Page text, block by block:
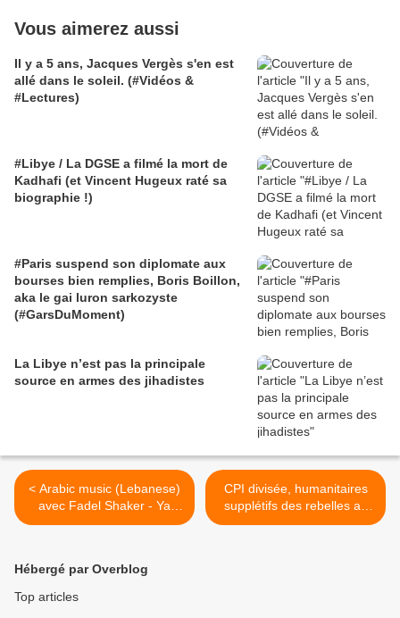
Vous aimerez aussi
Il y a 5 ans, Jacques Vergès s'en est
allé dans le soleil. (#Vidéos &
#Lectures)
#Libye / La DGSE a filmé la mort de
Kadhafi (et Vincent Hugeux raté sa
biographie !)
#Paris suspend son diplomate aux
bourses bien remplies, Boris Boillon,
aka le gai luron sarkozyste
(#GarsDuMoment)
La Libye n’est pas la principale
source en armes des jihadistes
< Arabic music (Lebanese)
avec Fadel Shaker - Ya
Ghayeb
CPI divisée, humanitaires
supplétifs des rebelles au
Nord, massacres commis
Hébergé par Overblog
Top articles